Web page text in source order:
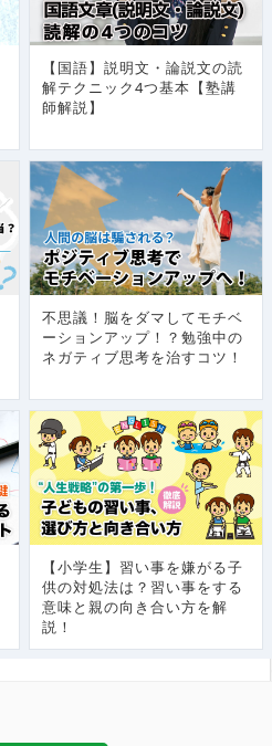
【国語】説明文・論説文の読
解テクニック4つ基本【塾講
師解説】
不思議！脳をダマしてモチベ
ーションアップ！？勉強中の
ネガティブ思考を治すコツ！
【小学生】習い事を嫌がる子
供の対処法は？習い事をする
意味と親の向き合い方を解
説！